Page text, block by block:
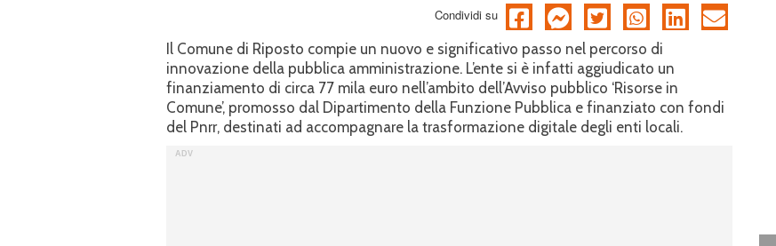
Condividi su
Il Comune di Riposto compie un nuovo e significativo passo nel percorso di
innovazione della pubblica amministrazione. L’ente si è infatti aggiudicato un
finanziamento di circa 77 mila euro nell’ambito dell’Avviso pubblico ‘Risorse in
Comune’, promosso dal Dipartimento della Funzione Pubblica e finanziato con fondi
del Pnrr, destinati ad accompagnare la trasformazione digitale degli enti locali.